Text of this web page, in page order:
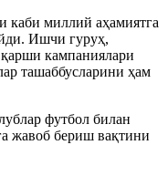
каби миллий аҳамиятга
Ишчи гуруҳ,
кампаниялари
ташаббусларини ҳам
футбол билан
жавоб бериш вақтини